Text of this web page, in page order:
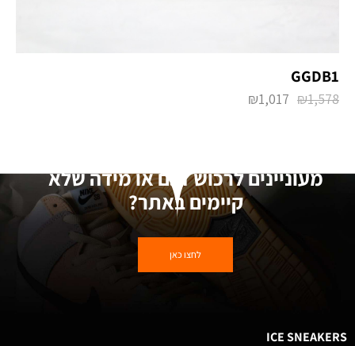
GGDB1
₪1,578
₪1,017
מעוניינים לרכוש דגם או מידה שלא
קיימים באתר?
לחצו כאן
ICE SNEAKERS